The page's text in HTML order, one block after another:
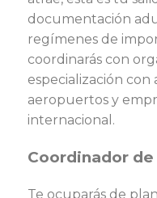
documentación
regímenes de
coordinarás con
especialización
aeropuertos y
internacional.
Coordinador
Te ocuparás de